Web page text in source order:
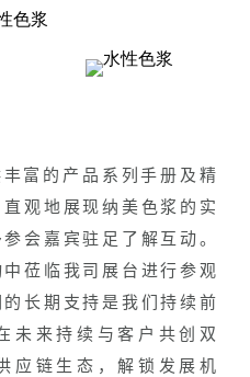
富的产品系列手册及精
观地展现纳美色浆的实
会嘉宾驻足了解互动。
莅临我司展台进行参观
长期支持是我们持续前
未来持续与客户共创双
应链生态，解锁发展机